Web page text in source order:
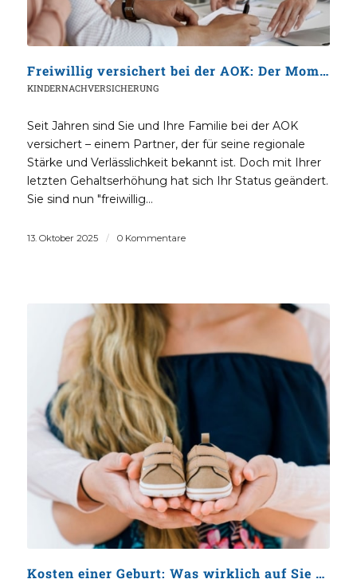
Freiwillig versichert bei der AOK: Der Moment, in dem die PKV für Ihre Familie zur besseren Wahl wird
KINDERNACHVERSICHERUNG
Seit Jahren sind Sie und Ihre Familie bei der AOK
versichert – einem Partner, der für seine regionale
Stärke und Verlässlichkeit bekannt ist. Doch mit Ihrer
letzten Gehaltserhöhung hat sich Ihr Status geändert.
Sie sind nun "freiwillig…
13. Oktober 2025 / 0 Kommentare
Kosten einer Geburt: Was wirklich auf Sie zukommt (und wer dafür zahlt)